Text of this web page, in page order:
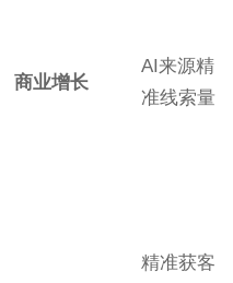
商业增长
AI来源精
准线索量
精准获客